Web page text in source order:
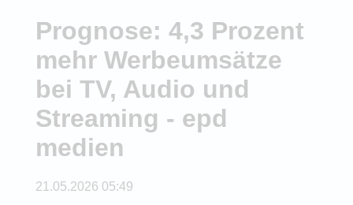
Prognose: 4,3 Prozent
mehr Werbeumsätze
bei TV, Audio und
Streaming - epd
medien
21.05.2026 05:49